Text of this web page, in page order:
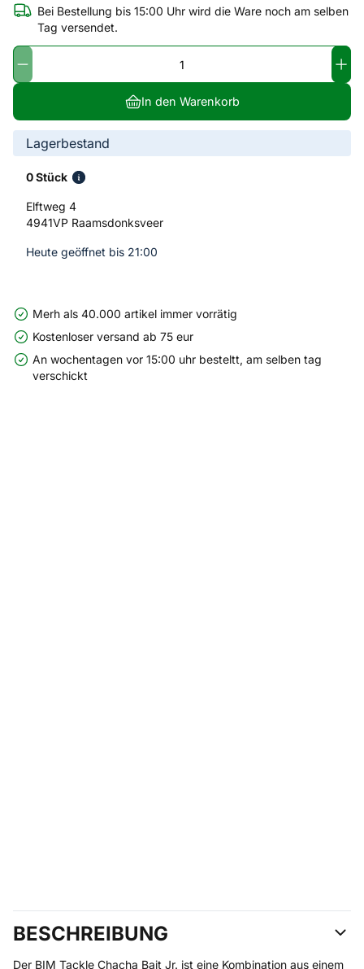
Bei Bestellung bis 15:00 Uhr wird die Ware noch am selben
Tag versendet.
In den Warenkorb
Lagerbestand
0 Stück
Elftweg 4
4941VP Raamsdonksveer
Heute geöffnet bis 21:00
Merh als 40.000 artikel immer vorrätig
Kostenloser versand ab 75 eur
An wochentagen vor 15:00 uhr besteltt, am selben tag
verschickt
BESCHREIBUNG
Der BIM Tackle Chacha Bait Jr. ist eine Kombination aus einem